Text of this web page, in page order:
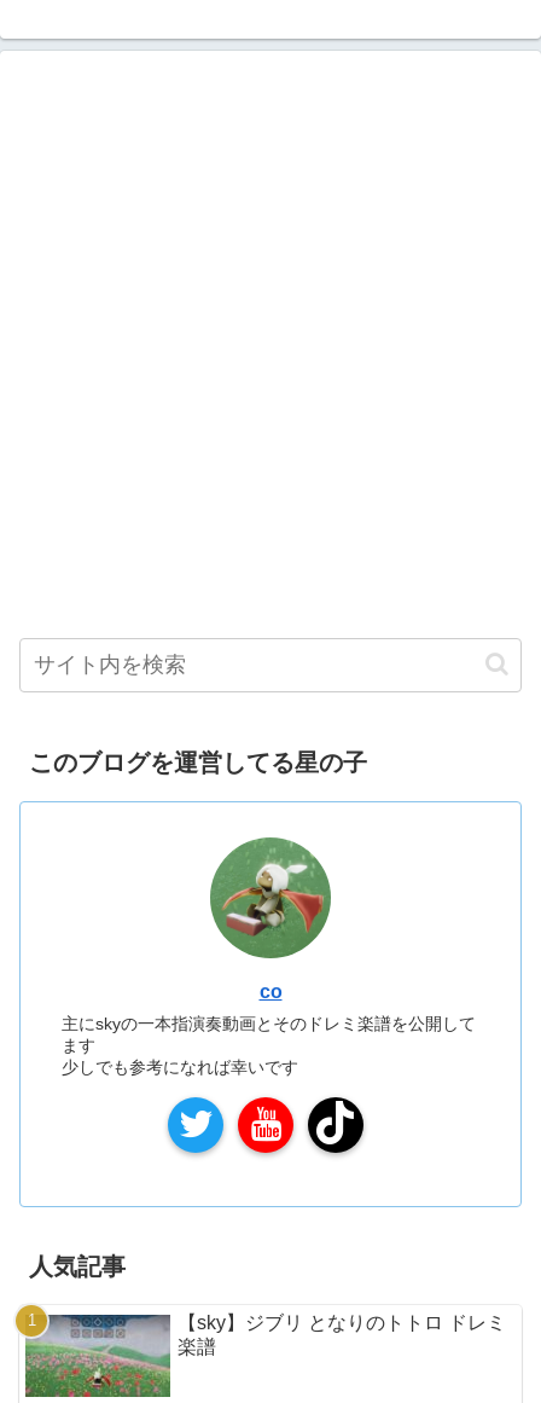
このブログを運営してる星の子
co
主にskyの一本指演奏動画とそのドレミ楽譜を公開して
ます
少しでも参考になれば幸いです
人気記事
【sky】ジブリ となりのトトロ ドレミ
楽譜